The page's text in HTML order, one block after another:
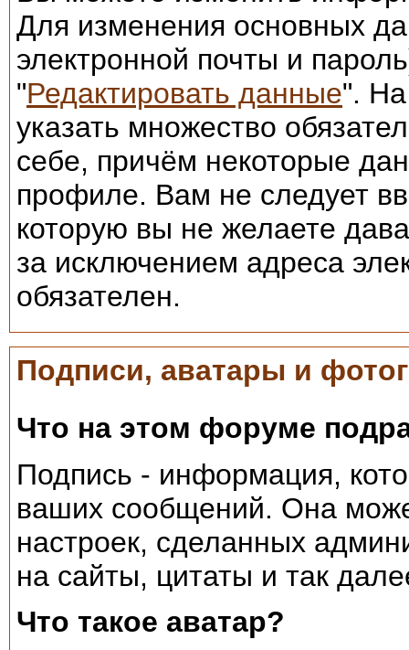
Для изменения основных
электронной почты и
"Редактировать данные".
указать множество
себе, причём некоторые
профиле. Вам не следует
которую вы не желаете
за исключением адреса
обязателен.
Подписи, аватары и
Что на этом форуме
Подпись - информация,
ваших сообщений. Она
настроек, сделанных
на сайты, цитаты и так
Что такое аватар?